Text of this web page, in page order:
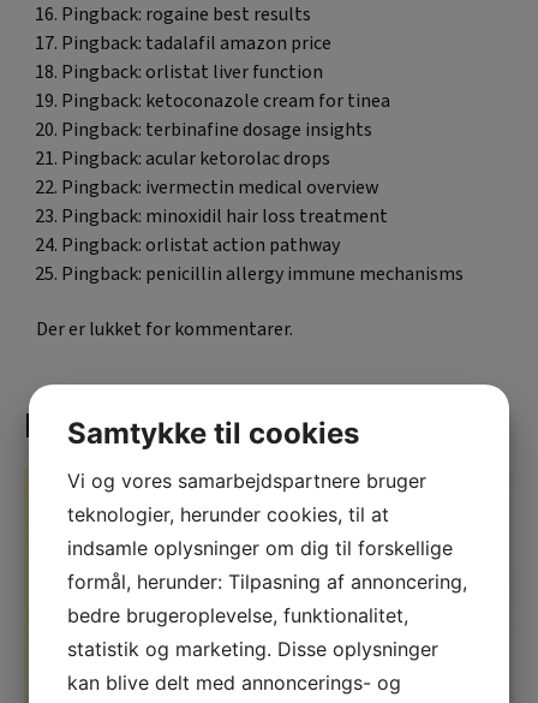
Pingback: rogaine best results
Pingback: tadalafil amazon price
Pingback:orlistat liver function
Pingback: ketoconazole cream for tinea
Pingback: terbinafine dosage insights
Pingback:acular ketorolac drops
Pingback: ivermectin medical overview
Pingback: minoxidil hair loss treatment
Pingback:orlistat action pathway
Pingback: penicillin allergy immune mechanisms
Der er lukket for kommentarer.
Related cases
Samtykke til cookies
Vi og vores samarbejdspartnere bruger
teknologier, herunder cookies, til at
indsamle oplysninger om dig til forskellige
formål, herunder: Tilpasning af annoncering,
bedre brugeroplevelse, funktionalitet,
statistik og marketing. Disse oplysninger
kan blive delt med annoncerings- og